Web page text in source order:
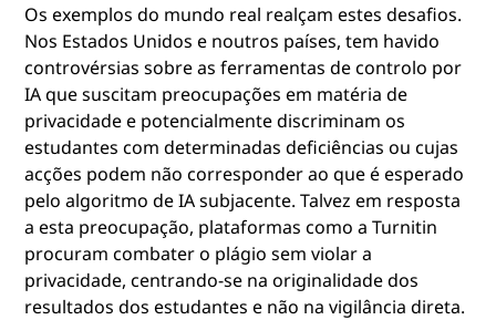
Os exemplos do mundo real realçam estes desafios.
Nos Estados Unidos e noutros países, tem havido
controvérsias sobre as ferramentas de controlo por
IA que suscitam preocupações em matéria de
privacidade e potencialmente discriminam os
estudantes com determinadas deficiências ou cujas
acções podem não corresponder ao que é esperado
pelo algoritmo de IA subjacente. Talvez em resposta
a esta preocupação, plataformas como a Turnitin
procuram combater o plágio sem violar a
privacidade, centrando-se na originalidade dos
resultados dos estudantes e não na vigilância direta.